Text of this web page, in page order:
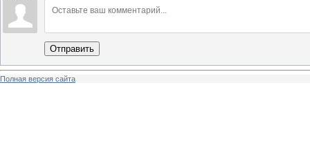
Отправить
Полная версия сайта